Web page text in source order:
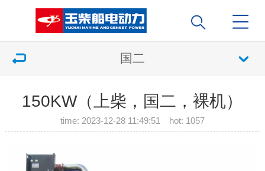
国二
150KW（上柴，国二，裸机）
time: 2023-12-28 11:49:51 hot: 1057